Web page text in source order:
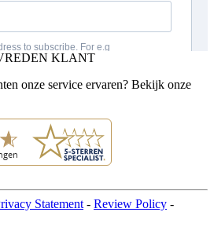
KLANT
onze service ervaren? Bekijk onze
Statement - Review Policy -